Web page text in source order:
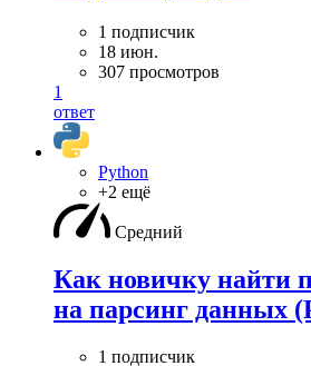
1 подписчик
18 июн.
307 просмотров
1
ответ
Python
+2 ещё
Средний
Как новичку найти
на парсинг данных
1 подписчик